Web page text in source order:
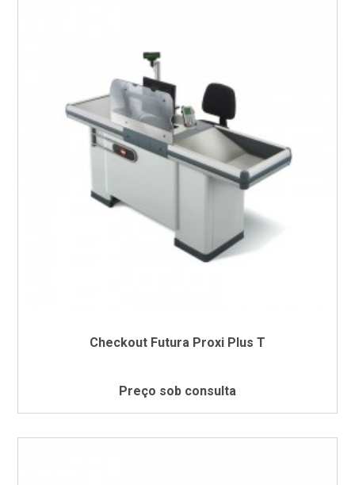
Checkout Futura Proxi Plus T
Preço sob consulta